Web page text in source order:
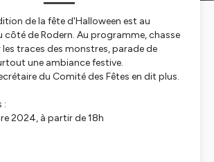
de la fête d'Halloween est au
de Rodern. Au programme, chasse
les traces des monstres, parade de
une ambiance festive.
du Comité des Fêtes en dit plus.
:
2024, à partir de 18h